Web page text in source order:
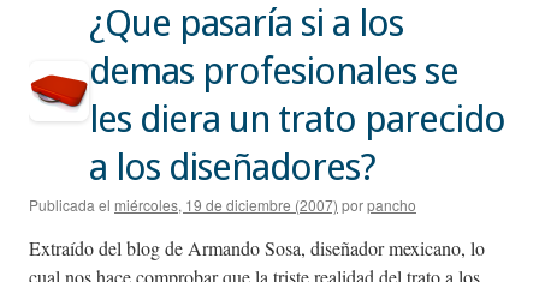
¿Que pasaría si a los
demas profesionales se
les diera un trato parecido
a los diseñadores?
Publicada el miércoles, 19 de diciembre (2007) porpancho
Extraído del blog de Armando Sosa, diseñador mexicano, lo
cual nos hace comprobar que la triste realidad del trato a los